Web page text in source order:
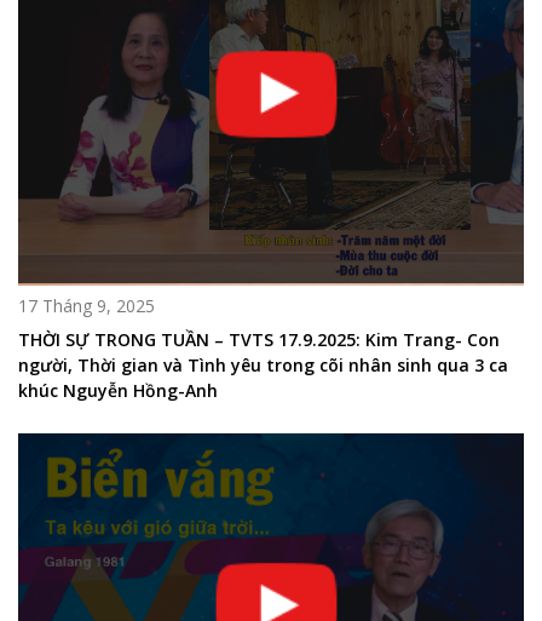
17 Tháng 9, 2025
THỜI SỰ TRONG TUẦN – TVTS 17.9.2025: Kim Trang- Con
người, Thời gian và Tình yêu trong cõi nhân sinh qua 3 ca
khúc Nguyễn Hồng-Anh